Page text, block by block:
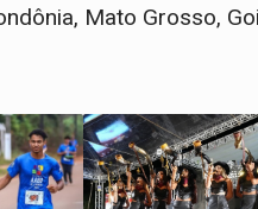
Mato Grosso,